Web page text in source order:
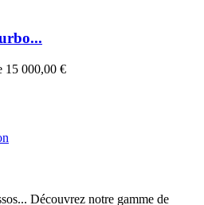
15 000,00 €
Découvrez notre gamme de